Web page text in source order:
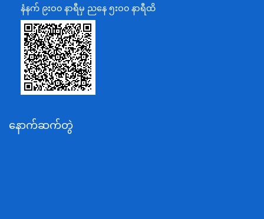
ပြန်ကြားရေးဝန်ကြီးဌာန
သာသနာရေးနှင့် ယဉ်ကျေးမှုဝန်ကြီးဌာန
စိုက်ပျိုးရေး၊မွေးမြူရေးနှင့်ဆည်မြောင်းဝန်ကြီးဌာန
ပို့ဆောင်ရေးနှင့်ဆက်သွယ်ရေးဝန်ကြီးဌာန
သယံဇာတနှင့်ပတ်ဝန်းကျင်ထိန်းသိမ်းရေးဝန်ကြီးဌာန
အလုပ်သမား၊လူဝင်မှုကြီးကြပ်ရေးနှင့်ပြည်သူ့အင်အား
နံနက် ၉းဝ၀ နာရီမှ ညနေ ၅းဝ၀ နာရီထိ
နောက်ဆက်တွဲ